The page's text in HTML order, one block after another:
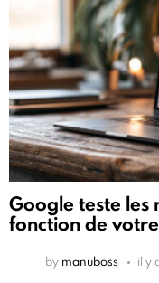
Google teste les
fonction de
by manuboss il y